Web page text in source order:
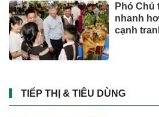
Phó Chủ
nhanh
cạnh
TIẾP THỊ & TIÊU DÙNG